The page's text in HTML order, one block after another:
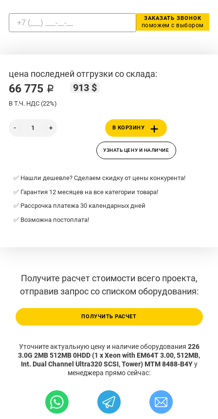
ЗАКАЗАТЬ ЗВОНОК
поможем с выбором
цена последней отгрузки со склада:
66 775 ₽ 913 $
В Т.Ч. НДС (22%)
В КОРЗИНУ
УЗНАТЬ ЦЕНУ И НАЛИЧИЕ
✅ Нашли дешевле? Сделаем скидку от цены конкурента!
✅ Гарантия 12 месяцев на все категории товара!
✅ Рассрочка платежа 30 календарных дней
✅ Возможна постоплата!
Получите расчет стоимости всего проекта,
отправив запрос со списком оборудования:
ПОЛУЧИТЬ РАСЧЕТ
Уточните актуальную цену и наличие оборудования 226
3.0G 2MB 512MB 0HDD (1 x Xeon with EM64T 3.00, 512MB,
Int. Dual Channel Ultra320 SCSI, Tower) MTM 8488-B4Yу
менеджера прямо сейчас: